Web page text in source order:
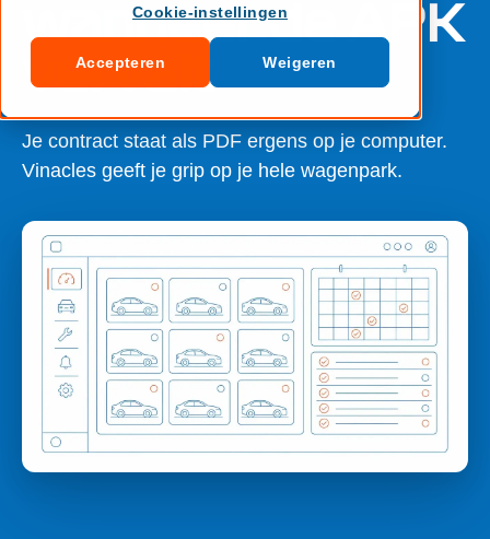
Cookie-instellingen
Accepteren Weigeren
wanneer deAPK
vervalt
Je contract staat als PDF ergens op je computer.
Vinacles geeft je grip op je hele wagenpark.